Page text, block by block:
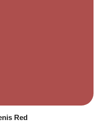
Red